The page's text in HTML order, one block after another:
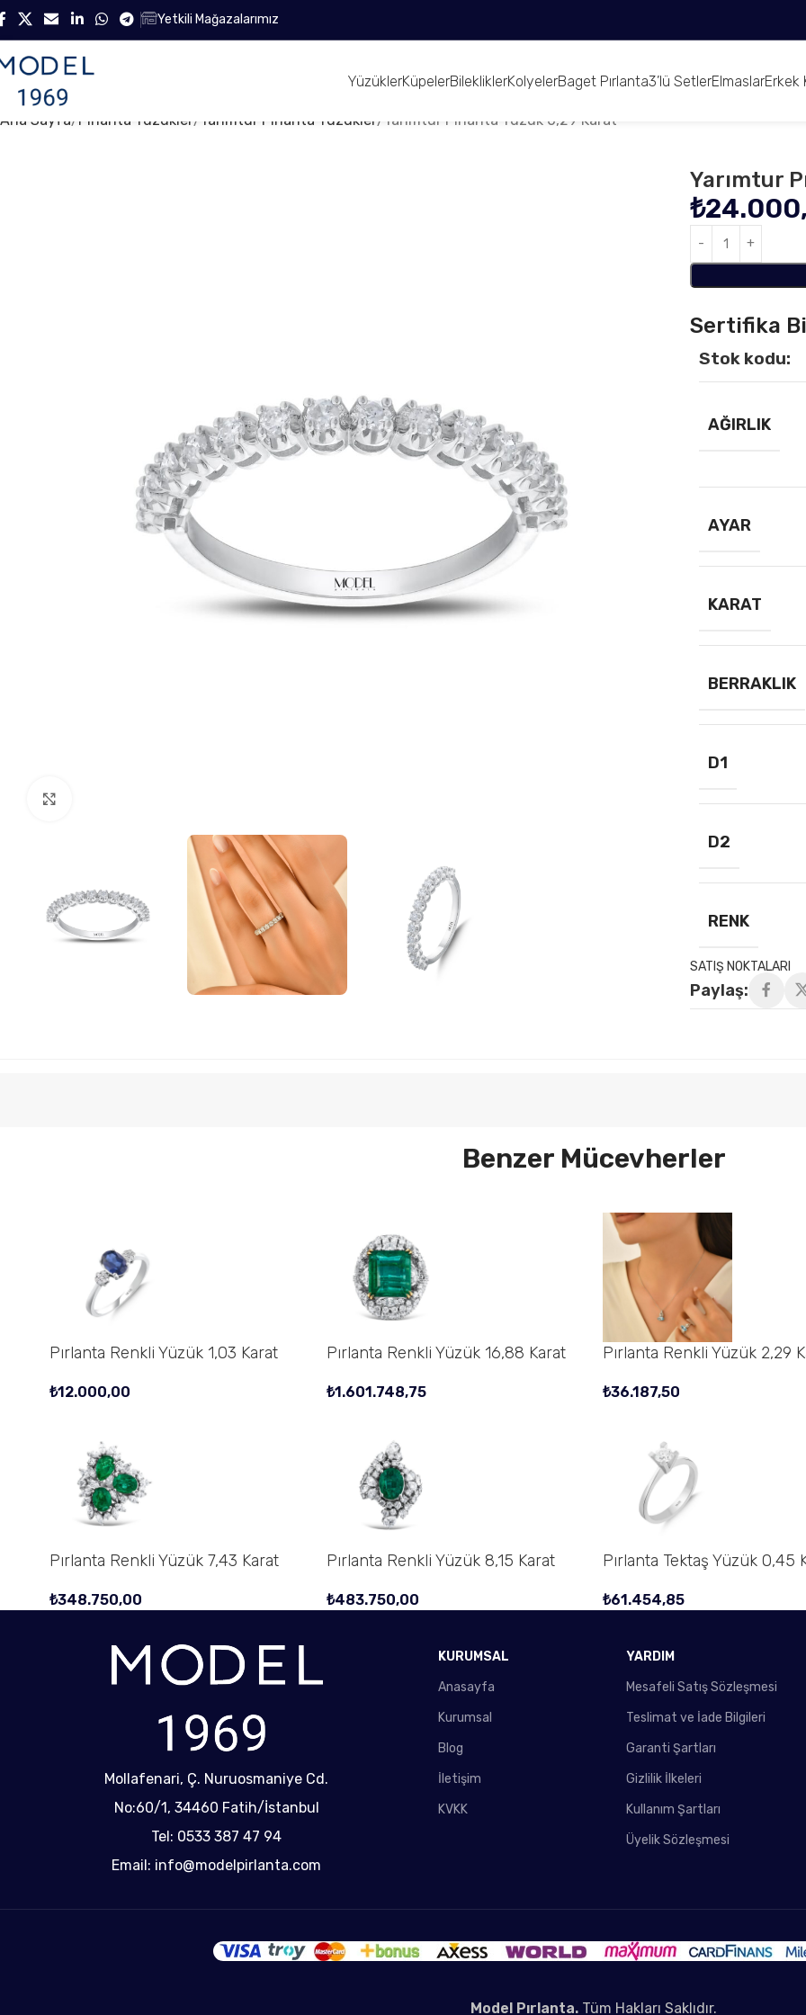
Yetkili Mağazalarımız
YüzüklerKüpelerBilekliklerKolyelerBaget Pırlanta3’lü SetlerElmaslarErkek
Ana Sayfa Pırlanta Yüzükler Yarımtur Pırlanta Yüzükler Yarımtur Pırlanta Yüzük 0,29 Karat
Yarımtur
₺
Sertifika
Stok kodu:
AĞIRLIK
AYAR
KARAT
BERRAKLIK
D1
D2
RENK
SATIŞ NOKTALARI
Paylaş:
Benzer Mücevherler
Pırlanta Renkli Yüzük 1,03 Karat
₺12.000,00
Pırlanta Renkli Yüzük 16,88 Karat
₺1.601.748,75
Pırlanta Renkli Yüzük 2,29
₺36.187,50
Pırlanta Renkli Yüzük 7,43 Karat
₺348.750,00
Pırlanta Renkli Yüzük 8,15 Karat
₺483.750,00
Pırlanta Tektaş Yüzük 0,45
₺61.454,85
Mollafenari, Ç. Nuruosmaniye Cd.
No:60/1, 34460 Fatih/İstanbul
Tel: 0533 387 47 94
Email: info@modelpirlanta.com
KURUMSAL
Anasayfa
Kurumsal
Blog
İletişim
KVKK
YARDIM
Mesafeli Satış Sözleşmesi
Teslimat ve İade Bilgileri
Garanti Şartları
Gizlilik İlkeleri
Kullanım Şartları
Üyelik Sözleşmesi
Model Pırlanta.Tüm Hakları Saklıdır.